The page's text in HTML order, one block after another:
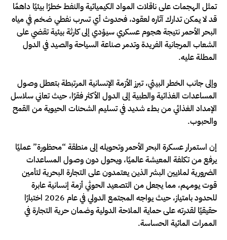
تمثل الهجمات على ناقلات المواد الكيميائية والنفط خطرًا بيئيًا داهمًا
قد لا يمكن تدارك آثاره لعقود، فحدوث أي تسرب نفطي ضخم في مياه
البحر الأحمر نتيجة هجوم عسكري سيؤدي إلى كارثة بيئية تقضي على
الشعاب المرجانية الفريدة وتدمر صناعة السياحة والصيد في الدول
المطلة عليه.
وإلى جانب الخطر البيئي، تبرز الأزمة الإنسانية المرتبطة بتعطل وصول
المساعدات الغذائية والطبية إلى الدول الأكثر فقرًا، حيث تعاني سلاسل
الإمداد الغذائي من بطء شديد في تسليم الشحنات الحيوية من القمح
والحبوب.
إن استمرار عسكرة البحر الأحمر وتحويله إلى منطقة “محظورة” عمليًا
يرفع من تكلفة المعيشة عالميًا، ويحول دون وصول المساعدات
الضرورية لملايين البشر الذين يعتمدون على التجارة البحرية لتأمين
قوت يومهم، مما يجعل من التصعيد الحوثي أزمة إنسانية عابرة
للحدود بامتياز، حيث يواجه المجتمع الدولي في عام 2026 اختبارًا
حقيقيًا لقدرته على حماية الملاحة الدولية وضمان حرية التجارة في
الممرات المائية الحساسة.